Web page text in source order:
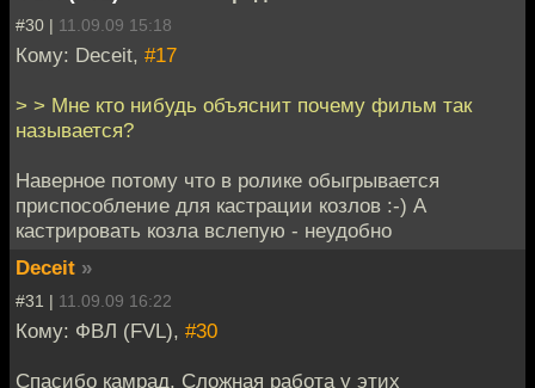
#30 | 11.09.09 15:18
Кому: Deceit, #17
> > Мне кто нибудь объяснит почему фильм так
называется?
Наверное потому что в ролике обыгрывается
приспособление для кастрации козлов :-) А
кастрировать козла вслепую - неудобно
Deceit »
#31 | 11.09.09 16:22
Кому: ФВЛ (FVL), #30
Спасибо камрад. Сложная работа у этих